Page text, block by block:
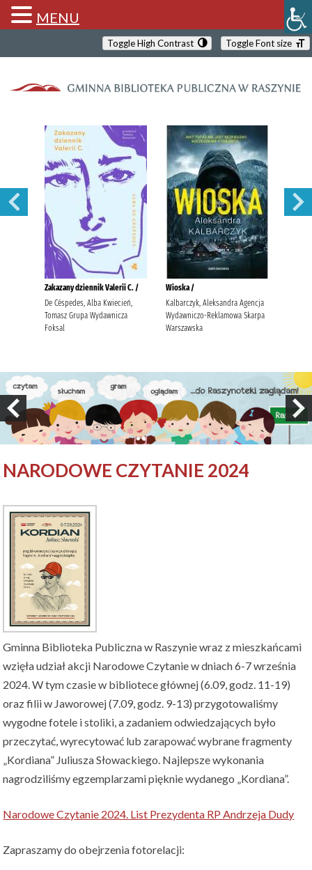
Toggle High Contrast Toggle Font size
NARODOWE CZYTANIE 2024
Gminna Biblioteka Publiczna w Raszynie wraz z mieszkańcami
wzięła udział akcji Narodowe Czytanie w dniach 6-7 września
2024. W tym czasie w bibliotece głównej (6.09, godz. 11-19)
oraz filii w Jaworowej (7.09, godz. 9-13) przygotowaliśmy
wygodne fotele i stoliki, a zadaniem odwiedzających było
przeczytać, wyrecytować lub zarapować wybrane fragmenty
„Kordiana” Juliusza Słowackiego. Najlepsze wykonania
nagrodziliśmy egzemplarzami pięknie wydanego „Kordiana”.
Narodowe Czytanie 2024. List Prezydenta RP Andrzeja Dudy
Zapraszamy do obejrzenia fotorelacji:
MENU